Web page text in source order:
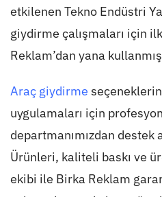
etkilenen Tekno Endüstri
giydirme çalışmaları için
Reklam’dan yana
Araç giydirme
uygulamaları için
departmanımızdan destek
Ürünleri, kaliteli baskı ve
ekibi ile Birka Reklam